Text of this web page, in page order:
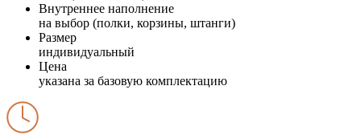
Внутреннее наполнение
на выбор (полки, корзины, штанги)
Размер
индивидуальный
Цена
указана за базовую комплектацию